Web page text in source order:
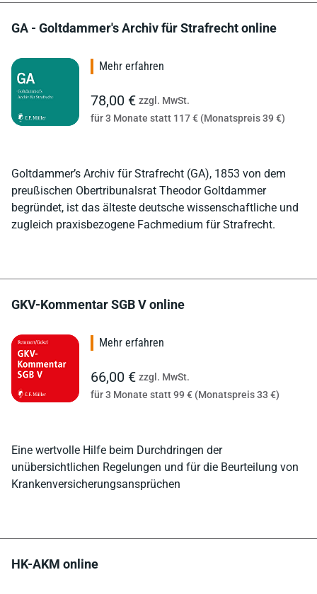
GA - Goltdammer's Archiv für Strafrecht online
Goltdammer’s Archiv für Strafrecht (GA), 1853 von dem
preußischen Obertribunalsrat Theodor Goltdammer
begründet, ist das älteste deutsche wissenschaftliche und
zugleich praxisbezogene Fachmedium für Strafrecht.
Mehr erfahren
78,00 € zzgl. MwSt.
für 3 Monate statt 117 € (Monatspreis 39 €)
GKV-Kommentar SGB V online
Eine wertvolle Hilfe beim Durchdringen der
unübersichtlichen Regelungen und für die Beurteilung von
Krankenversicherungsansprüchen
Mehr erfahren
66,00 € zzgl. MwSt.
für 3 Monate statt 99 € (Monatspreis 33 €)
HK-AKM online